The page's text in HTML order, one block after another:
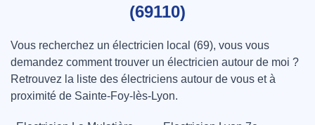
(69110)
Vous recherchez un électricien local (69), vous vous
demandez comment trouver un électricien autour de moi ?
Retrouvez la liste des électriciens autour de vous et à
proximité de Sainte-Foy-lès-Lyon.